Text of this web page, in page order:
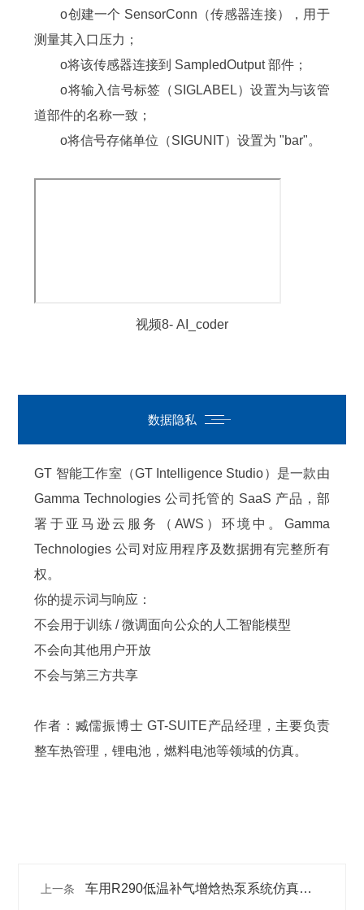
o创建一个 SensorConn（传感器连接），用于
测量其入口压力；
o将该传感器连接到 SampledOutput 部件；
o将输入信号标签（SIGLABEL）设置为与该管
道部件的名称一致；
o将信号存储单位（SIGUNIT）设置为 "bar"。
视频8- AI_coder
数据隐私
GT 智能工作室（GT Intelligence Studio）是一款由
Gamma Technologies 公司托管的 SaaS 产品，部
署于亚马逊云服务（AWS）环境中。Gamma
Technologies 公司对应用程序及数据拥有完整所有
权。
你的提示词与响应：
不会用于训练 / 微调面向公众的人工智能模型
不会向其他用户开放
不会与第三方共享
作者：臧儒振博士 GT-SUITE产品经理， 主要负责
整车热管理，锂电池，燃料电池等领域的仿真。
上一条